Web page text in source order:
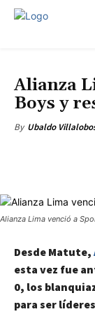
Alianza
Boys y
By Ubaldo
Alianza Lima venció a
Desde Matute,
esta vez fue
0, los
para ser